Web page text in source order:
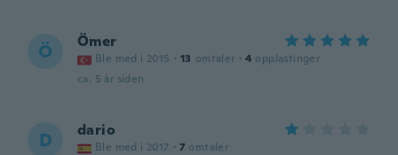
Ö Ömer
Ble med i 2015 · 13 omtaler · 4 opplastinger
ca. 5 år siden
D dario
Ble med i 2017 · 7 omtaler